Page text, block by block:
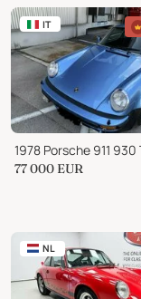
IT
1978 Porsche 911 930
77 000 EUR
NL